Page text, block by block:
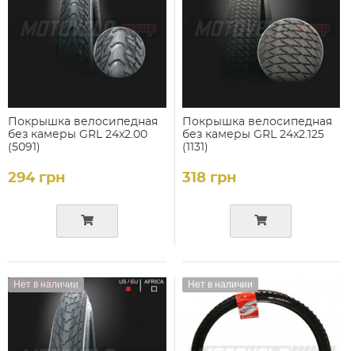
Покрышка велосипедная
без камеры GRL 24x2.00
(5091)
294 грн
Покрышка велосипедная
без камеры GRL 24x2.125
(1131)
318 грн
Нет в наличии Нет в наличии